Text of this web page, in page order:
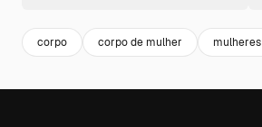
corpo corpo de mulher mulheres